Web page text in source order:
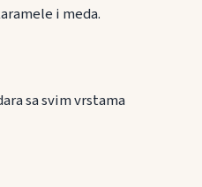
i meda.
sa svim vrstama